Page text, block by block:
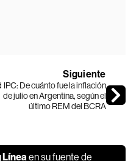
Siguiente
IPC: De cuánto fue la inflación
de julio en Argentina, según el
último REM del BCRA
Líneaen su fuente de